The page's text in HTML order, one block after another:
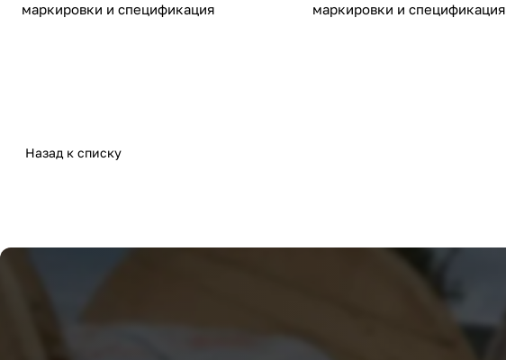
маркировки и спецификация
маркировки и спецификация
Назад к списку